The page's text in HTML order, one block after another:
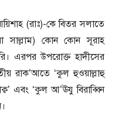
(রাঃ)-কে বিতর সলাতে
সাল্লাম) কোন কোন সূরাহ
এরপর উপরোক্ত হাদীসের
রাক’আতে ‘কুল হুওয়াল্লাহু
এবং ‘কুল আ’ঊযু বিরাব্বিন